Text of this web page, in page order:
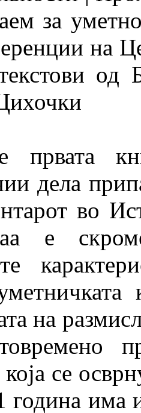
за
на
првата
дела
во
е
на
се
година има